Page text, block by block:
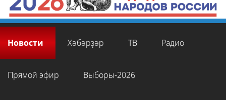
Новости Хәбәрҙәр ТВ Радио
Прямой эфир Выборы-2026